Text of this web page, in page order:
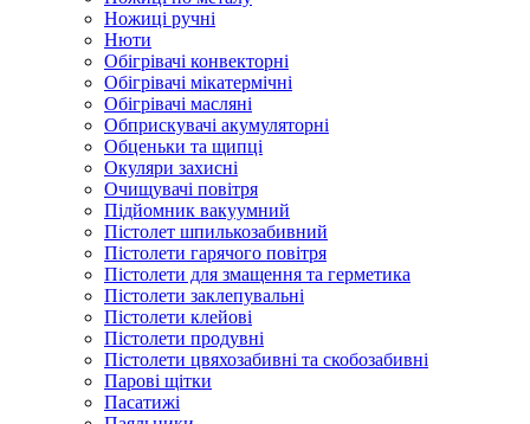
Ножиці ручні
Нюти
Обігрівачі конвекторні
Обігрівачі мікатермічні
Обігрівачі масляні
Обприскувачі акумуляторні
Обценьки та щипці
Окуляри захисні
Очищувачі повітря
Підйомник вакуумний
Пістолет шпилькозабивний
Пістолети гарячого повітря
Пістолети для змащення та герметика
Пістолети заклепувальні
Пістолети клейові
Пістолети продувні
Пістолети цвяхозабивні та скобозабивні
Парові щітки
Пасатижі